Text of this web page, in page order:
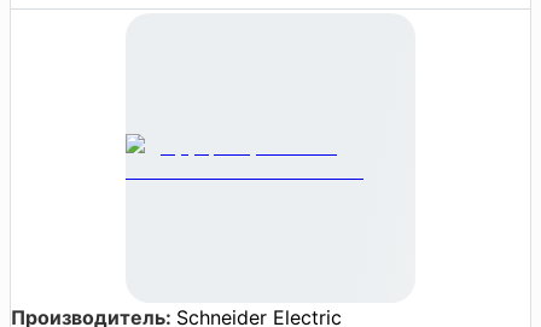
Производитель: Schneider Electric